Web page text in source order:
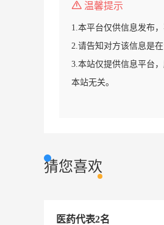
温馨提示
1.本平台仅供信息发布
2.请告知对方该信息是在
3.本站仅提供信息平台
本站无关。
猜您喜欢
医药代表2名